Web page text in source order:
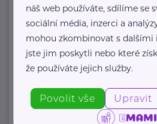
náš web používáte, sdílíme se
sociální média, inzerci a
mohou zkombinovat s
jste jim poskytli nebo které
že používáte jejich služby.
Povolit vše Upravit